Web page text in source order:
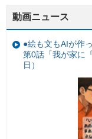
動画ニュース
●絵も文もAIが作
第0話「我が家に
日）